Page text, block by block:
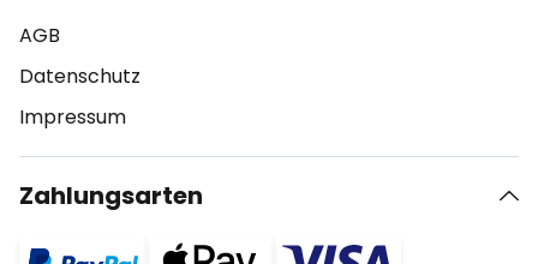
AGB
Datenschutz
Impressum
Zahlungsarten